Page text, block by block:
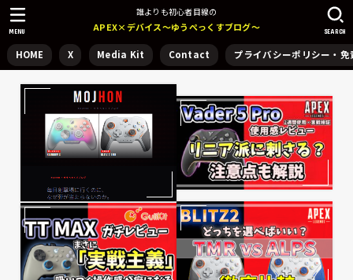
誰よりも初心者目線の
APEX×デバイス～ゆうぺっくすブログ～
HOME X Media Kit Contact プライバシーポリシー・免
SEARCH
MENU